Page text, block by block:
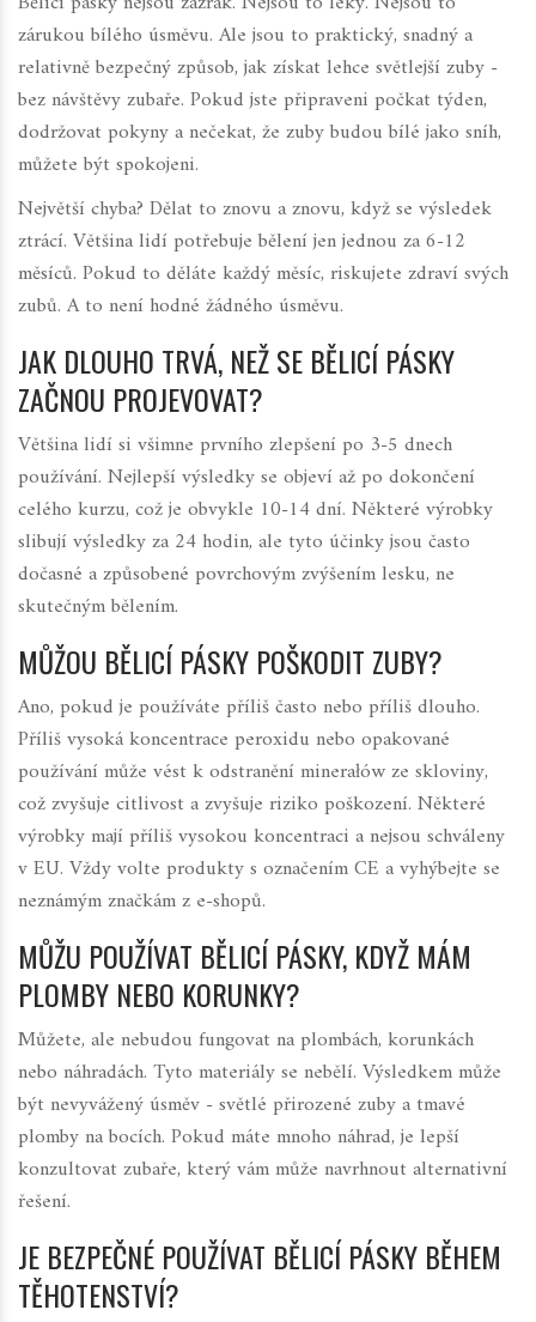
zárukou bílého úsměvu. Ale jsou to praktický, snadný a
relativně bezpečný způsob, jak získat lehce světlejší zuby -
bez návštěvy zubaře. Pokud jste připraveni počkat týden,
dodržovat pokyny a nečekat, že zuby budou bílé jako sníh,
můžete být spokojeni.
Největší chyba? Dělat to znovu a znovu, když se výsledek
ztrácí. Většina lidí potřebuje bělení jen jednou za 6-12
měsíců. Pokud to děláte každý měsíc, riskujete zdraví svých
zubů. A to není hodné žádného úsměvu.
JAK DLOUHO TRVÁ, NEŽ SE BĚLICÍ PÁSKY
ZAČNOU PROJEVOVAT?
Většina lidí si všimne prvního zlepšení po 3-5 dnech
používání. Nejlepší výsledky se objeví až po dokončení
celého kurzu, což je obvykle 10-14 dní. Některé výrobky
slibují výsledky za 24 hodin, ale tyto účinky jsou často
dočasné a způsobené povrchovým zvýšením lesku, ne
skutečným bělením.
MŮŽOU BĚLICÍ PÁSKY POŠKODIT ZUBY?
Ano, pokud je používáte příliš často nebo příliš dlouho.
Příliš vysoká koncentrace peroxidu nebo opakované
používání může vést k odstranění minerałów ze skloviny,
což zvyšuje citlivost a zvyšuje riziko poškození. Některé
výrobky mají příliš vysokou koncentraci a nejsou schváleny
v EU. Vždy volte produkty s označením CE a vyhýbejte se
neznámým značkám z e-shopů.
MŮŽU POUŽÍVAT BĚLICÍ PÁSKY, KDYŽ MÁM
PLOMBY NEBO KORUNKY?
Můžete, ale nebudou fungovat na plombách, korunkách
nebo náhradách. Tyto materiály se nebělí. Výsledkem může
být nevyvážený úsměv - světlé přirozené zuby a tmavé
plomby na bocích. Pokud máte mnoho náhrad, je lepší
konzultovat zubaře, který vám může navrhnout alternativní
řešení.
JE BEZPEČNÉ POUŽÍVAT BĚLICÍ PÁSKY BĚHEM
TĚHOTENSTVÍ?